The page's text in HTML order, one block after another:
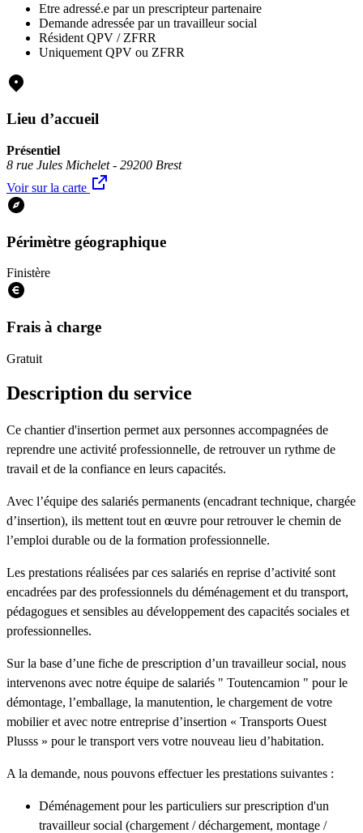
Etre adressé.e par un prescripteur partenaire
Demande adressée par un travailleur social
Résident QPV / ZFRR
Uniquement QPV ou ZFRR
Lieu d’accueil
Présentiel
8 rue Jules Michelet - 29200 Brest
Voir sur la carte
Périmètre géographique
Finistère
Frais à charge
Gratuit
Description du service
Ce chantier d'insertion permet aux personnes accompagnées de
reprendre une activité professionnelle, de retrouver un rythme de
travail et de la confiance en leurs capacités.
Avec l’équipe des salariés permanents (encadrant technique, chargée
d’insertion), ils mettent tout en œuvre pour retrouver le chemin de
l’emploi durable ou de la formation professionnelle.
Les prestations réalisées par ces salariés en reprise d’activité sont
encadrées par des professionnels du déménagement et du transport,
pédagogues et sensibles au développement des capacités sociales et
professionnelles.
Sur la base d’une fiche de prescription d’un travailleur social, nous
intervenons avec notre équipe de salariés " Toutencamion " pour le
démontage, l’emballage, la manutention, le chargement de votre
mobilier et avec notre entreprise d’insertion « Transports Ouest
Plusss » pour le transport vers votre nouveau lieu d’habitation.
A la demande, nous pouvons effectuer les prestations suivantes :
Déménagement pour les particuliers sur prescription d'un
travailleur social (chargement / déchargement, montage /